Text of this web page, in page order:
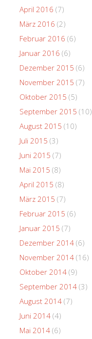
April 2016 (7)
März 2016 (2)
Februar 2016 (6)
Januar 2016 (6)
Dezember 2015 (6)
November 2015 (7)
Oktober 2015 (5)
September 2015 (10)
August 2015 (10)
Juli 2015 (3)
Juni 2015 (7)
Mai 2015 (8)
April 2015 (8)
März 2015 (7)
Februar 2015 (6)
Januar 2015 (7)
Dezember 2014 (6)
November 2014 (16)
Oktober 2014 (9)
September 2014 (3)
August 2014 (7)
Juni 2014 (4)
Mai 2014 (6)